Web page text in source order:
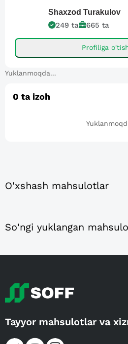
Shaxzod Turakulov
249 ta 665 ta
Profiliga
Yuklanmoqda...
0 ta izoh
O'xshash mahsulotlar
So'ngi yuklangan
Tayyor mahsulotlar va